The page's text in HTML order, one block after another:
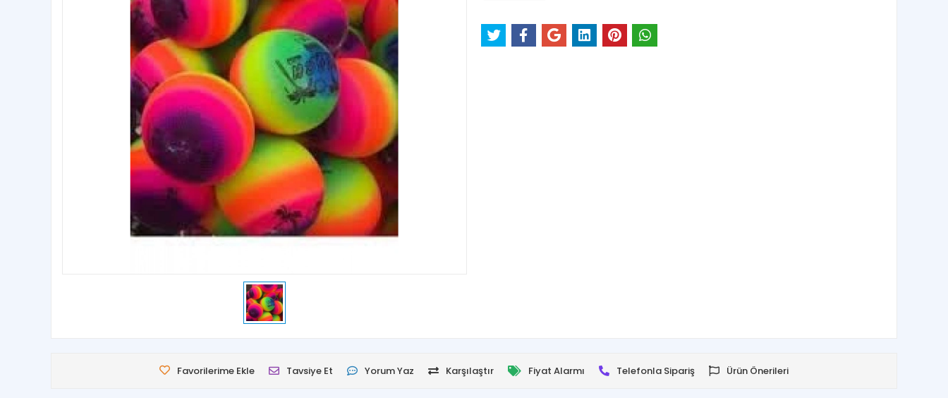
Favorilerime Ekle Tavsiye Et Yorum Yaz Karşılaştır Fiyat Alarmı Telefonla Sipariş Ürün Önerileri